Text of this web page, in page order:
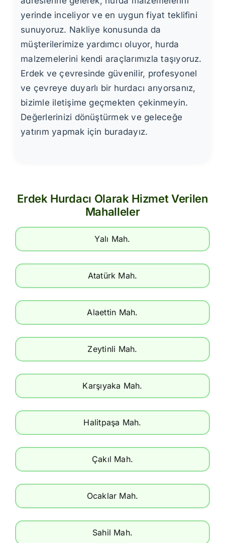
yerinde inceliyor ve en uygun fiyat teklifini
sunuyoruz. Nakliye konusunda da
müşterilerimize yardımcı oluyor, hurda
malzemelerini kendi araçlarımızla taşıyoruz.
Erdek ve çevresinde güvenilir, profesyonel
ve çevreye duyarlı bir hurdacı arıyorsanız,
bizimle iletişime geçmekten çekinmeyin.
Değerlerinizi dönüştürmek ve geleceğe
yatırım yapmak için buradayız.
Erdek Hurdacı Olarak Hizmet Verilen
Mahalleler
Yalı Mah.
Atatürk Mah.
Alaettin Mah.
Zeytinli Mah.
Karşıyaka Mah.
Halitpaşa Mah.
Çakıl Mah.
Ocaklar Mah.
Sahil Mah.